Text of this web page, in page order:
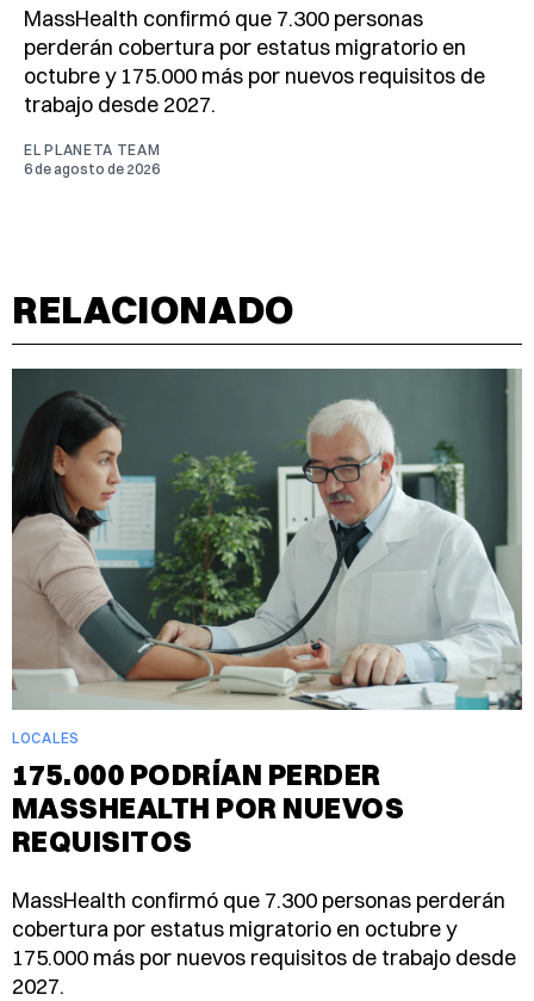
MassHealth confirmó que 7.300 personas
perderán cobertura por estatus migratorio en
octubre y 175.000 más por nuevos requisitos de
trabajo desde 2027.
EL PLANETA TEAM
6 de agosto de 2026
RELACIONADO
LOCALES
175.000 PODRÍAN PERDER
MASSHEALTH POR NUEVOS
REQUISITOS
MassHealth confirmó que 7.300 personas perderán
cobertura por estatus migratorio en octubre y
175.000 más por nuevos requisitos de trabajo desde
2027.